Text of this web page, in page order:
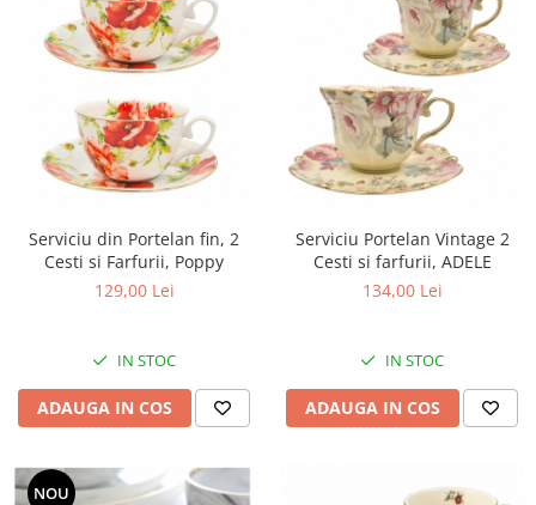
Serviciu din Portelan fin, 2
Cesti si Farfurii, Poppy
129,00 Lei
IN STOC
ADAUGA IN COS
Serviciu Portelan Vintage 2
Cesti si farfurii, ADELE
134,00 Lei
IN STOC
ADAUGA IN COS
NOU